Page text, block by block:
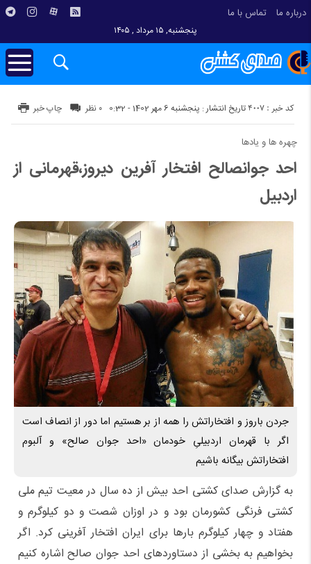
درباره ما تماس با ما
پنجشنبه, ۱۵ مرداد , ۱۴۰۵
تاریخ انتشار : پنجشنبه 6 مهر 1402 - 0:32 کد خبر : 4007 چاپ خبر ۰ نظر
چهره ها و یادها
احد جوانصالح افتخار آفرین دیروز،قهرمانی از
اردبیل
جردن باروز و افتخاراتش را همه از بر هستیم اما دور از انصاف است
اگر با قهرمان اردبیلیِ خودمان «احد جوان صالح» و آلبوم
افتخاراتش بیگانه باشیم
به گزارش صدای کشتی احد بیش از ده سال در معیت تیم ملی
کشتی فرنگی کشورمان بود و در اوزان شصت و دو کیلوگرم و
هفتاد و چهار کیلوگرم بارها برای ایران افتخار آفرینی کرد. اگر
بخواهیم به بخشی از دستاوردهای احد جوان صالح اشاره کنیم